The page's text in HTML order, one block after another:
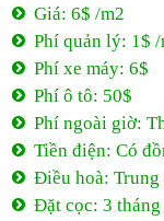
Giá: 6$ /m2
Phí quản lý: 1$ /
Phí xe máy: 6$
Phí ô tô: 50$
Phí ngoài giờ:
Tiền điện: Có
Điều hoà: Trung
Đặt cọc: 3 tháng